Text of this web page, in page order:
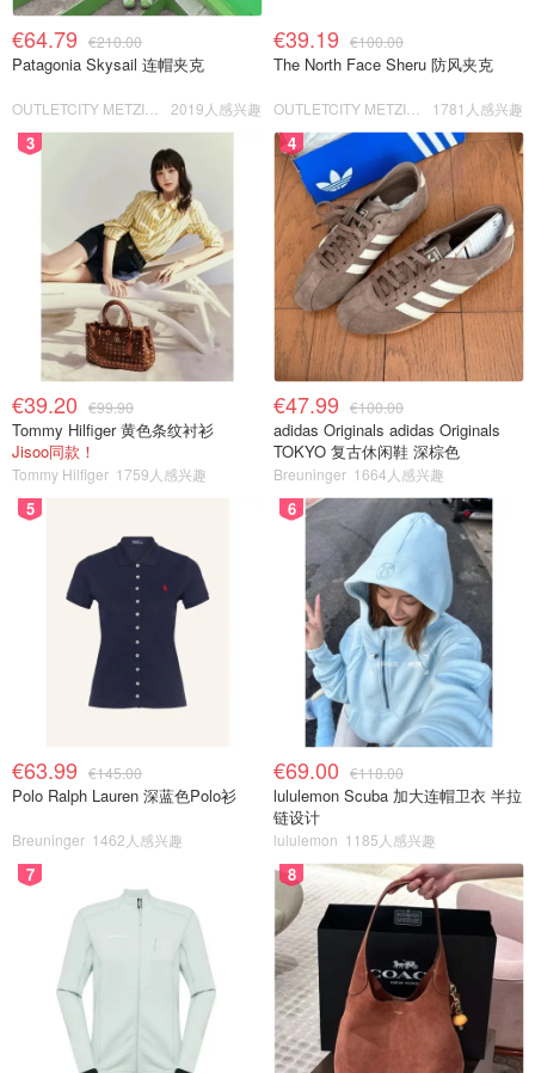
€64.79 €210.00
Patagonia Skysail 连帽夹克
2019人感兴趣
€39.19 €100.00
The North Face Sheru 防风夹克
1781人感兴趣
3
€39.20 €99.90
Tommy Hilfiger 黄色条纹衬衫
Jisoo同款！
Tommy Hilfiger 1759人感兴趣
4
€47.99 €100.00
adidas Originals adidas Originals
TOKYO 复古休闲鞋 深棕色
Breuninger 1664人感兴趣
5
€63.99 €145.00
Polo Ralph Lauren 深蓝色Polo衫
Breuninger 1462人感兴趣
6
€69.00 €118.00
lululemon Scuba 加大连帽卫衣 半拉
链设计
lululemon 1185人感兴趣
7 8